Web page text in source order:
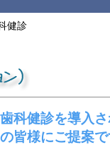
健診
歯科健診を導入
の皆様にご提案